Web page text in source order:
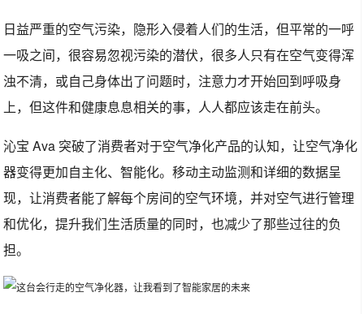
日益严重的空气污染，隐形入侵着人们的生活，但平常的一呼
一吸之间，很容易忽视污染的潜伏，很多人只有在空气变得浑
浊不清，或自己身体出了问题时，注意力才开始回到呼吸身
上，但这件和健康息息相关的事，人人都应该走在前头。
沁宝 Ava 突破了消费者对于空气净化产品的认知，让空气净化
器变得更加自主化、智能化。移动主动监测和详细的数据呈
现，让消费者能了解每个房间的空气环境，并对空气进行管理
和优化，提升我们生活质量的同时，也减少了那些过往的负
担。